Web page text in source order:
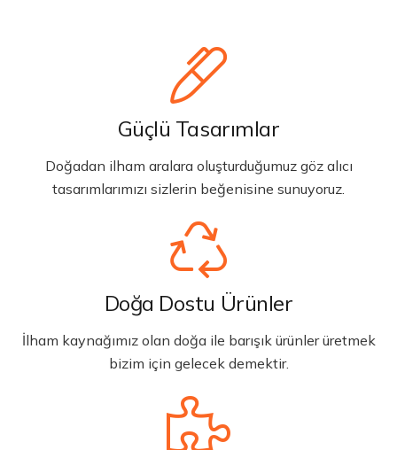
Güçlü Tasarımlar
Doğadan ilham aralara oluşturduğumuz göz alıcı
tasarımlarımızı sizlerin beğenisine sunuyoruz.
Doğa Dostu Ürünler
İlham kaynağımız olan doğa ile barışık ürünler üretmek
bizim için gelecek demektir.